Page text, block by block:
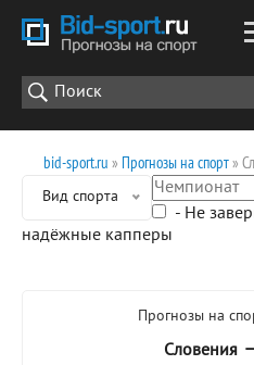
bid-sport.ru » Прогнозы на спорт»
Вид спорта
- Не
надёжные капперы
Прогнозы на
Словения